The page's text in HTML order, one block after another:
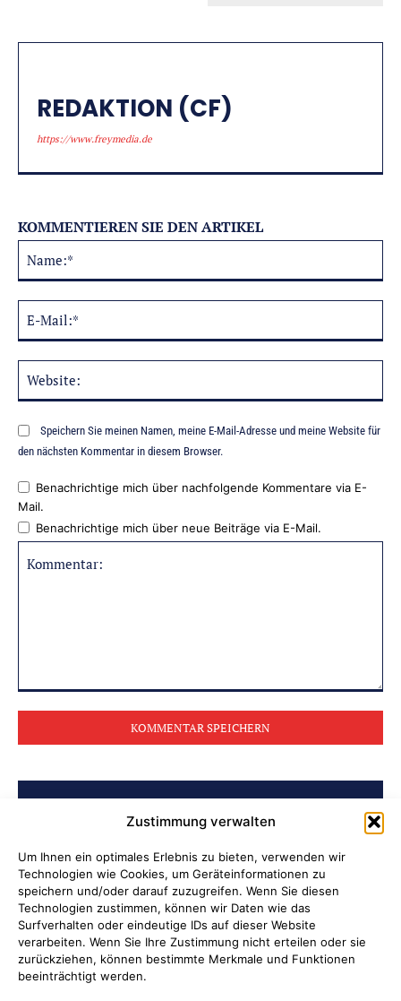
Zustimmung verwalten
Um Ihnen ein optimales Erlebnis zu bieten, verwenden wir
Technologien wie Cookies, um Geräteinformationen zu
speichern und/oder darauf zuzugreifen. Wenn Sie diesen
Technologien zustimmen, können wir Daten wie das
Surfverhalten oder eindeutige IDs auf dieser Website
verarbeiten. Wenn Sie Ihre Zustimmung nicht erteilen oder sie
zurückziehen, können bestimmte Merkmale und Funktionen
beeinträchtigt werden.
REDAKTION (CF)
https://www.freymedia.de
KOMMENTIEREN SIE DEN ARTIKEL
Speichern Sie meinen Namen, meine E-Mail-Adresse und meine Website für
den nächsten Kommentar in diesem Browser.
Benachrichtige mich über nachfolgende Kommentare via E-
Mail.
Benachrichtige mich über neue Beiträge via E-Mail.
BELIEBTE BEITRÄGE
Archiv der Initiative „Jüdisch in
Attendorn“ erschlossen
Soldatenleben damals und heute
Verantwortung übernehmen, wenn
Kinder Schutz und Orientierung